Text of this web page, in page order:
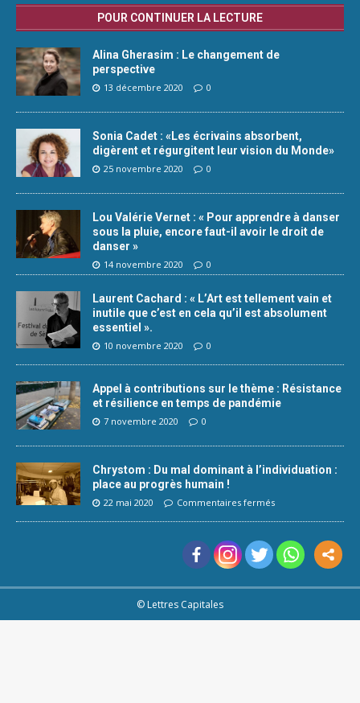
POUR CONTINUER LA LECTURE
Alina Gherasim : Le changement de
perspective
13 décembre 2020 0
Sonia Cadet : «Les écrivains absorbent,
digèrent et régurgitent leur vision du Monde»
25 novembre 2020 0
Lou Valérie Vernet : « Pour apprendre à danser
sous la pluie, encore faut-il avoir le droit de
danser »
14 novembre 2020 0
Laurent Cachard : « L’Art est tellement vain et
inutile que c’est en cela qu’il est absolument
essentiel ».
10 novembre 2020 0
Appel à contributions sur le thème : Résistance
et résilience en temps de pandémie
7 novembre 2020 0
Chrystom : Du mal dominant à l’individuation :
place au progrès humain !
22 mai 2020 Commentaires fermés
© Lettres Capitales